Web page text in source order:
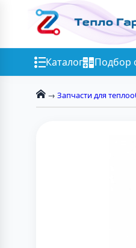
Каталог Подбор
→ Запчасти для